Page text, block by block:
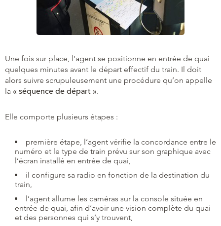
Une fois sur place, l’agent se positionne en entrée de quai
quelques minutes avant le départ effectif du train. Il doit
alors suivre scrupuleusement une procédure qu’on appelle
la « séquence de départ ».
Elle comporte plusieurs étapes :
première étape, l’agent vérifie la concordance entre le
numéro et le type de train prévu sur son graphique avec
l’écran installé en entrée de quai,
il configure sa radio en fonction de la destination du
train,
l’agent allume les caméras sur la console située en
entrée de quai, afin d’avoir une vision complète du quai
et des personnes qui s’y trouvent,